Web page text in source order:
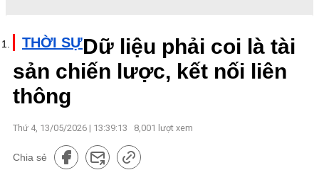
THỜI SỰDữ liệu phải coi là tài
sản chiến lược, kết nối liên
thông
Thứ 4, 13/05/2026 | 13:39:13 8,001 lượt xem
Chia sẻ